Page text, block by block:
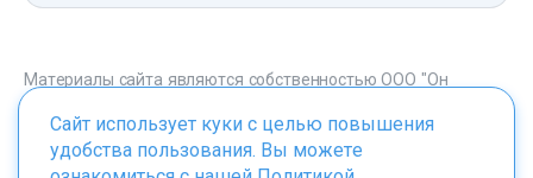
Материалы сайта являются собственностью ООО "Он
onclinic.ru запрещено в соответствии со статьей 1259 ГК. РФ.
Сайт использует куки с целью повышения
удобства пользования. Вы можете